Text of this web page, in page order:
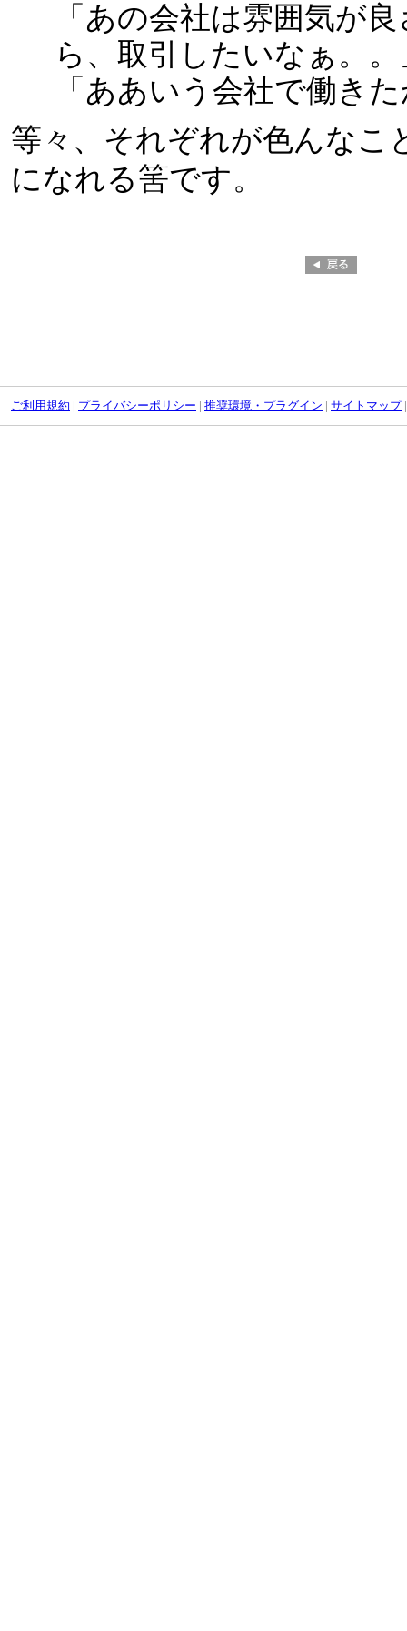
「あの会社は雰囲気が
ら、取引したいなぁ。。
「ああいう会社で働き
等々、それぞれが色んなこ
になれる筈です。
ご利用規約 | プライバシーポリシー | 推奨環境・プラグイン | サイトマップ